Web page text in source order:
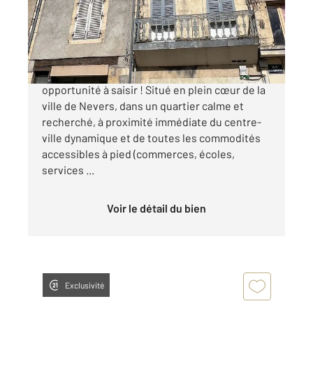
Immeuble à vendre
230 000 €
Ensemble immobilier, Nevers centre. Belle
opportunité à saisir ! Situé en plein cœur de la
ville de Nevers, dans un quartier calme et
recherché, à proximité immédiate du centre-
ville dynamique et de toutes les commodités
accessibles à pied (commerces, écoles,
services ...
Voir le détail du bien
Exclusivité